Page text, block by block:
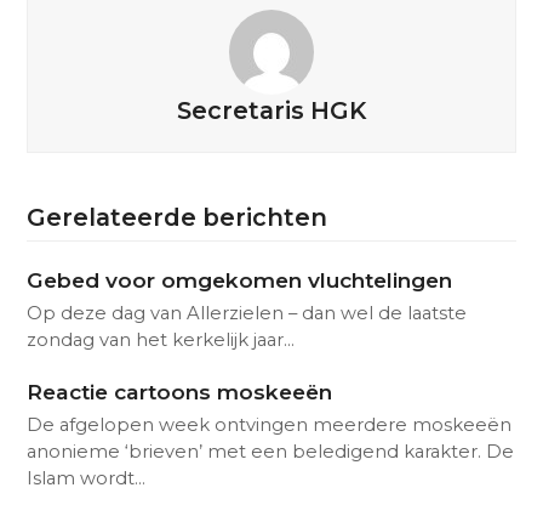
Secretaris HGK
Gerelateerde berichten
Gebed voor omgekomen vluchtelingen
Op deze dag van Allerzielen – dan wel de laatste
zondag van het kerkelijk jaar…
Reactie cartoons moskeeën
De afgelopen week ontvingen meerdere moskeeën
anonieme ‘brieven’ met een beledigend karakter. De
Islam wordt…